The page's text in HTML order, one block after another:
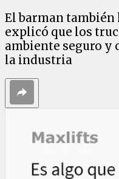
El barman también
explicó que los
ambiente seguro y
la industria